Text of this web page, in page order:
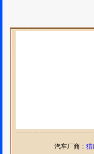
汽车厂商： 猎